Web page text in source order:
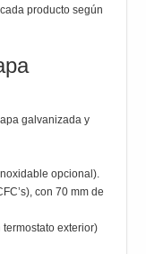
producto según
galvanizada y
opcional).
con 70 mm de
exterior)